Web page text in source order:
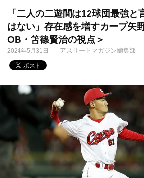
「二人の二遊間は12球団最強と
はない」存在感を増すカープ矢
OB・笘篠賢治の視点＞
2024年5月31日 アスリートマガジン編集部